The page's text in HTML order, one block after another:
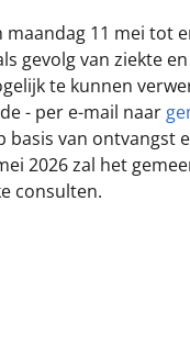
11 mei tot
van ziekte
te kunnen
- per e-mail naar
van ontvangst
2026 zal het
consulten.